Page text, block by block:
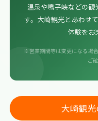
温泉や鳴子峡などの
す。大崎観光とあわせ
体験をお
※営業期間等は変更になる場
ご
大崎観